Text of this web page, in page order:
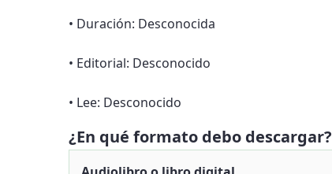
• Duración: Desconocida
• Editorial: Desconocido
• Lee: Desconocido
¿En qué formato debo descargar?